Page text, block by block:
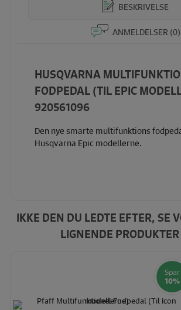
BESKRIVELSE
ANMELDELSER (0)
HUSQVARNA
FODPEDAL (TIL EPIC
920561096
Den nye smarte multifunktions
Husqvarna Epic modellerne.
IKKE DEN DU LEDTE EFTER, SE
LIGNENDE
Spar
10%